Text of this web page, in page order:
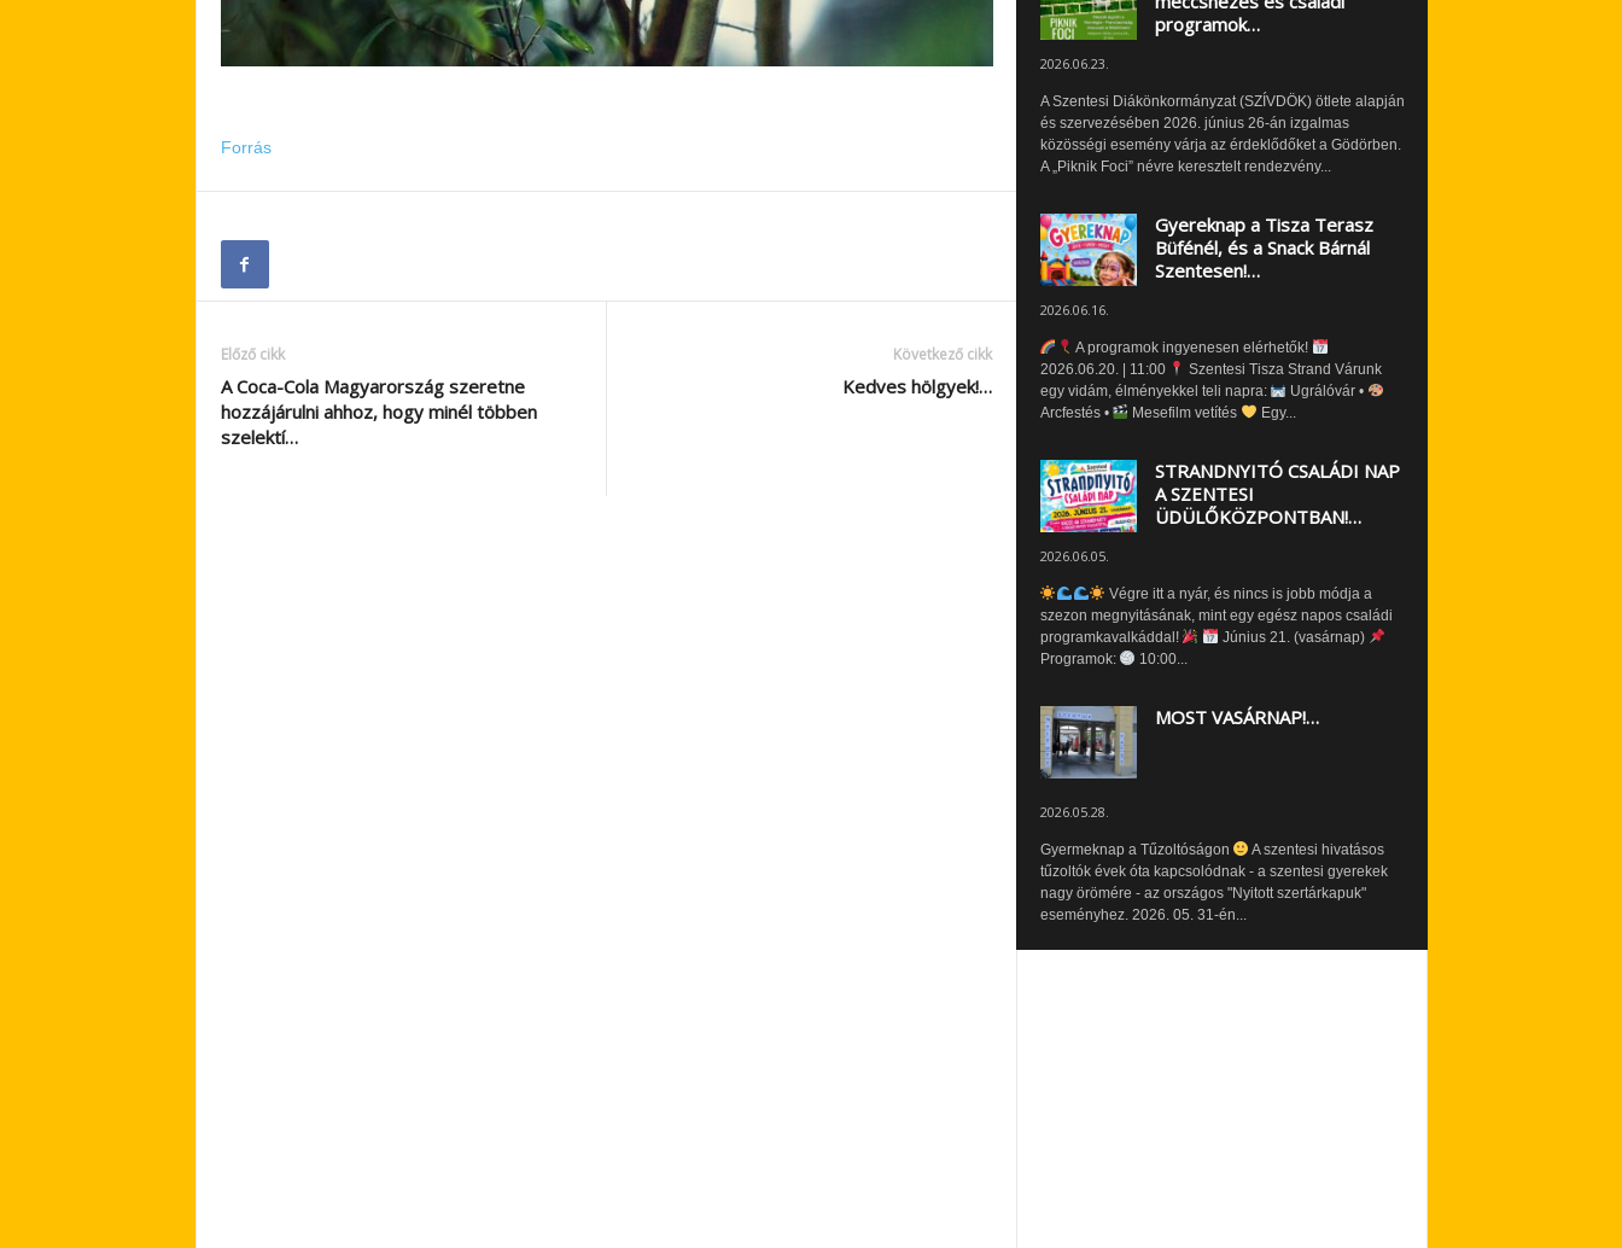
Forrás
Előző cikk
A Coca-Cola Magyarország szeretne
hozzájárulni ahhoz, hogy minél többen
szelektí…
Következő cikk
Kedves hölgyek!…
programok…
2026.06.23.
A Szentesi Diákönkormányzat (SZÍVDÖK) ötlete alapján
és szervezésében 2026. június 26-án izgalmas
közösségi esemény várja az érdeklődőket a Gödörben.
A „Piknik Foci” névre keresztelt rendezvény...
Gyereknap a Tisza Terasz
Büfénél, és a Snack Bárnál
Szentesen!…
2026.06.16.
A programok ingyenesen elérhetők!
2026.06.20. | 11:00
Szentesi Tisza Strand Várunk
egy vidám, élményekkel teli napra:
Ugrálóvár •
Arcfestés •
Mesefilm vetítés Egy...
STRANDNYITÓ CSALÁDI NAP
A SZENTESI
ÜDÜLŐKÖZPONTBAN!…
2026.06.05.
Végre itt a nyár, és nincs is jobb módja a
szezon megnyitásának, mint egy egész napos családi
programkavalkáddal!
Június 21. (vasárnap)
Programok:
10:00...
MOST VASÁRNAP!…
2026.05.28.
Gyermeknap a Tűzoltóságon
A szentesi hivatásos
tűzoltók évek óta kapcsolódnak - a szentesi gyerekek
nagy örömére - az országos "Nyitott szertárkapuk"
eseményhez. 2026. 05. 31-én...